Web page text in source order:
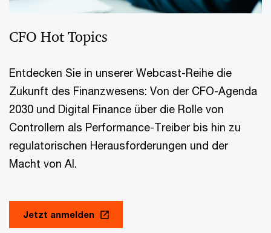
CFO Hot Topics
Entdecken Sie in unserer Webcast-Reihe die
Zukunft des Finanzwesens: Von der CFO-Agenda
2030 und Digital Finance über die Rolle von
Controllern als Performance-Treiber bis hin zu
regulatorischen Herausforderungen und der
Macht von AI.
Jetzt anmelden